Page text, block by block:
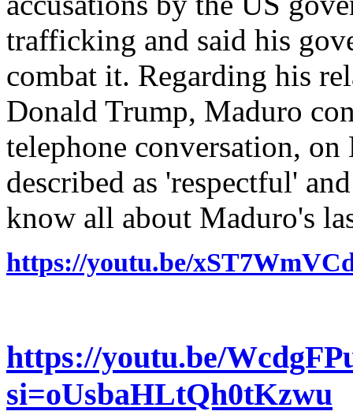
trafficking and said his
combat it. Regarding his
Donald Trump, Maduro
telephone conversation,
described as 'respectful'
know all about Maduro's
https://youtu.be/
https://youtu.be/
si=oUsbaHLtQh0tKzwu